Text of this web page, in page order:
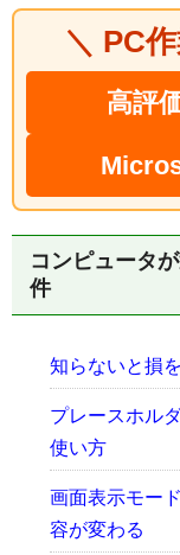
＼ PC
高評
コンピュータ
件
知らないと損
プレースホル
使い方
画面表示モー
容が変わる